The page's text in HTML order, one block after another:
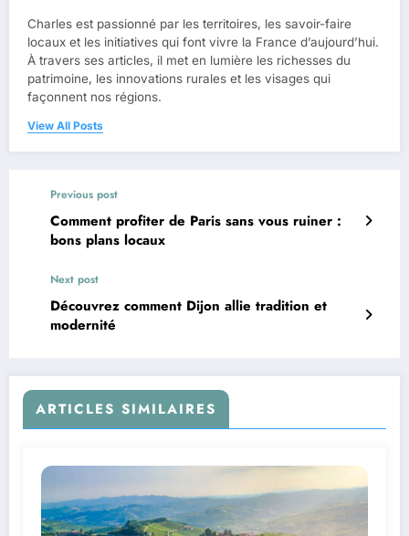
Charles est passionné par les territoires, les savoir-faire
locaux et les initiatives qui font vivre la France d’aujourd’hui.
À travers ses articles, il met en lumière les richesses du
patrimoine, les innovations rurales et les visages qui
façonnent nos régions.
View All Posts
Previous post
Comment profiter de Paris sans vous ruiner :
bons plans locaux
Next post
Découvrez comment Dijon allie tradition et
modernité
ARTICLES SIMILAIRES